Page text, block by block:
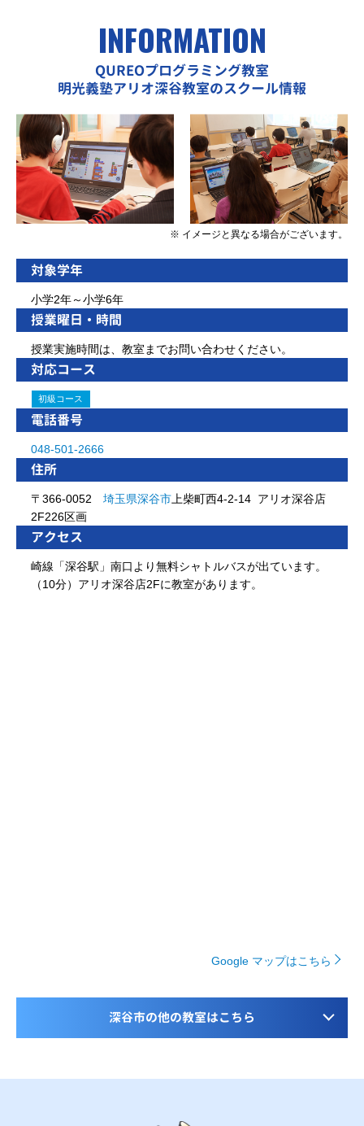
INFORMATION
QUREOプログラミング教室
明光義塾アリオ深谷教室のスクール情報
※ イメージと異なる場合がございます。
対象学年
小学2年～小学6年
授業曜日・時間
授業実施時間は、教室までお問い合わせください。
対応コース
初級コース
電話番号
048-501-2666
住所
〒366-0052 埼玉県深谷市 上柴町西4-2-14 アリオ深谷店
2F226区画
アクセス
崎線「深谷駅」南口より無料シャトルバスが出ています。
（10分）アリオ深谷店2Fに教室があります。
Google マップはこちら
深谷市の他の教室はこちら